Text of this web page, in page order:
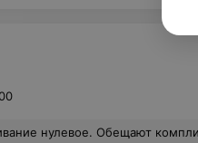
за 15 р - при их обслуживании - это перебор. Когда я спросила у официанта где обещанный комплимент, он нагло мне ответил - много посетителей. Тартар тоже не произвел впечатления.